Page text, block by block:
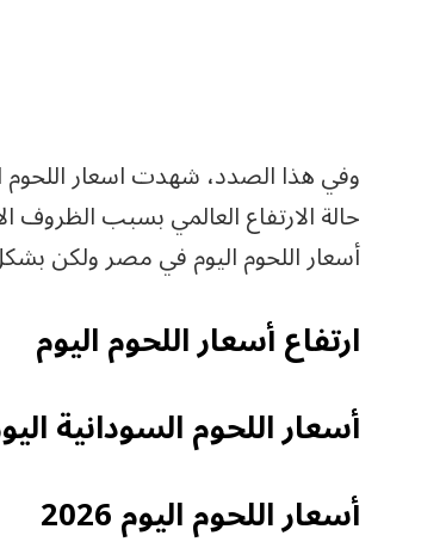
حالة الارتفاع العالمي بسبب الظروف
أسعار اللحوم اليوم في مصر ولكن
ارتفاع أسعار اللحوم اليوم
أسعار اللحوم السودانية
أسعار اللحوم اليوم 2026